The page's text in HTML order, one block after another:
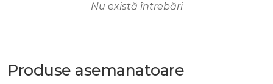
Nu există întrebări
Produse asemanatoare